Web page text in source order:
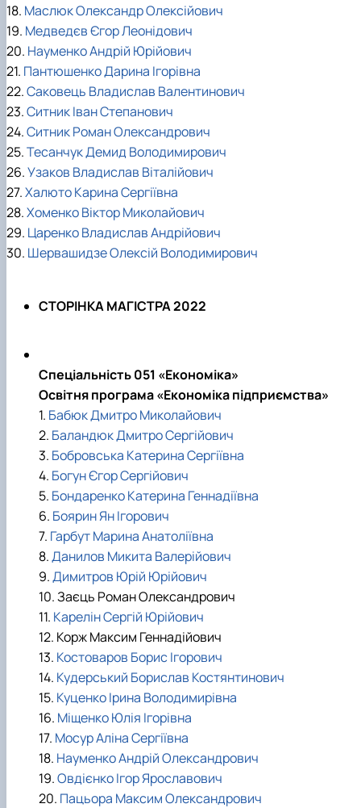
18. Маслюк Олександр Олексійович
19. Медведєв Єгор Леонідович
20. Науменко Андрій Юрійович
21. Пантюшенко Дарина Ігорівна
22.Саковець Владислав Валентинович
23.Ситник Іван Степанович
24.Ситник Роман Олександрович
25.Тесанчук Демид Володимирович
26.Узаков Владислав Віталійович
27.Халюто Карина Сергіївна
28.Хоменко Віктор Миколайович
29. Царенко Владислав Андрійович
30. Шервашидзе Олексій Володимирович
СТОРІНКА МАГІСТРА 2022
Спеціальність 051 «Економіка»
Освітня програма «Економіка підприємства»
1. Бабюк Дмитро Миколайович
2. Баландюк Дмитро Сергійович
3. Бобровська Катерина Сергіївна
4. Богун Єгор Сергійович
5. Бондаренко Катерина Геннадіївна
6. Боярин Ян Ігорович
7. Гарбут Марина Анатоліївна
8.Данилов Микита Валерійович
9.Димитров Юрій Юрійович
10. Заєць Роман Олександрович
11. Карелін Сергій Юрійович
12. Корж Максим Геннадійович
13. Костоваров Борис Ігорович
14. Кудерський Борислав Костянтинович
15. Куценко Ірина Володимирівна
16. Міщенко Юлія Ігорівна
17. Мосур Аліна Сергіївна
18. Науменко Андрій Олександрович
19.Овдієнко Ігор Ярославович
20. Пацьора Максим Олександрович